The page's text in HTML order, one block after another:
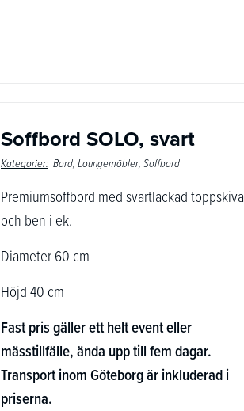
Soffbord SOLO, svart
Kategorier: Bord Loungemöbler Soffbord
Premiumsoffbord med svartlackad toppskiva
och ben i ek.
Diameter 60 cm
Höjd 40 cm
Fast pris gäller ett helt event eller
mässtillfälle, ända upp till fem dagar.
Transport inom Göteborg är inkluderad i
priserna.